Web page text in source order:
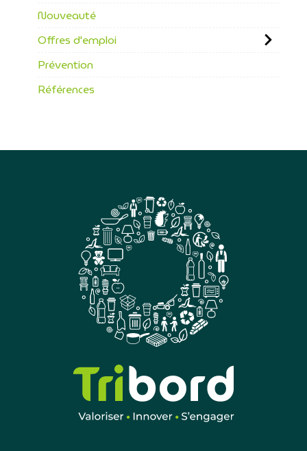
Nouveauté
Offres d'emploi
Prévention
Références